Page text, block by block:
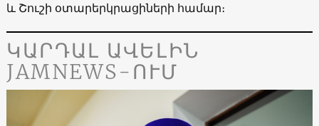
և Շուշի օտարերկրացիների համար։
ԿԱՐԴԱԼ ԱՎԵԼԻՆ
JAMNEWS-ՈՒՄ